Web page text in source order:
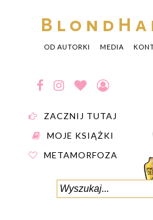
OD AUTORKI MEDIA
ZACZNIJ TUTAJ
MOJE KSIĄŻKI
METAMORFOZA